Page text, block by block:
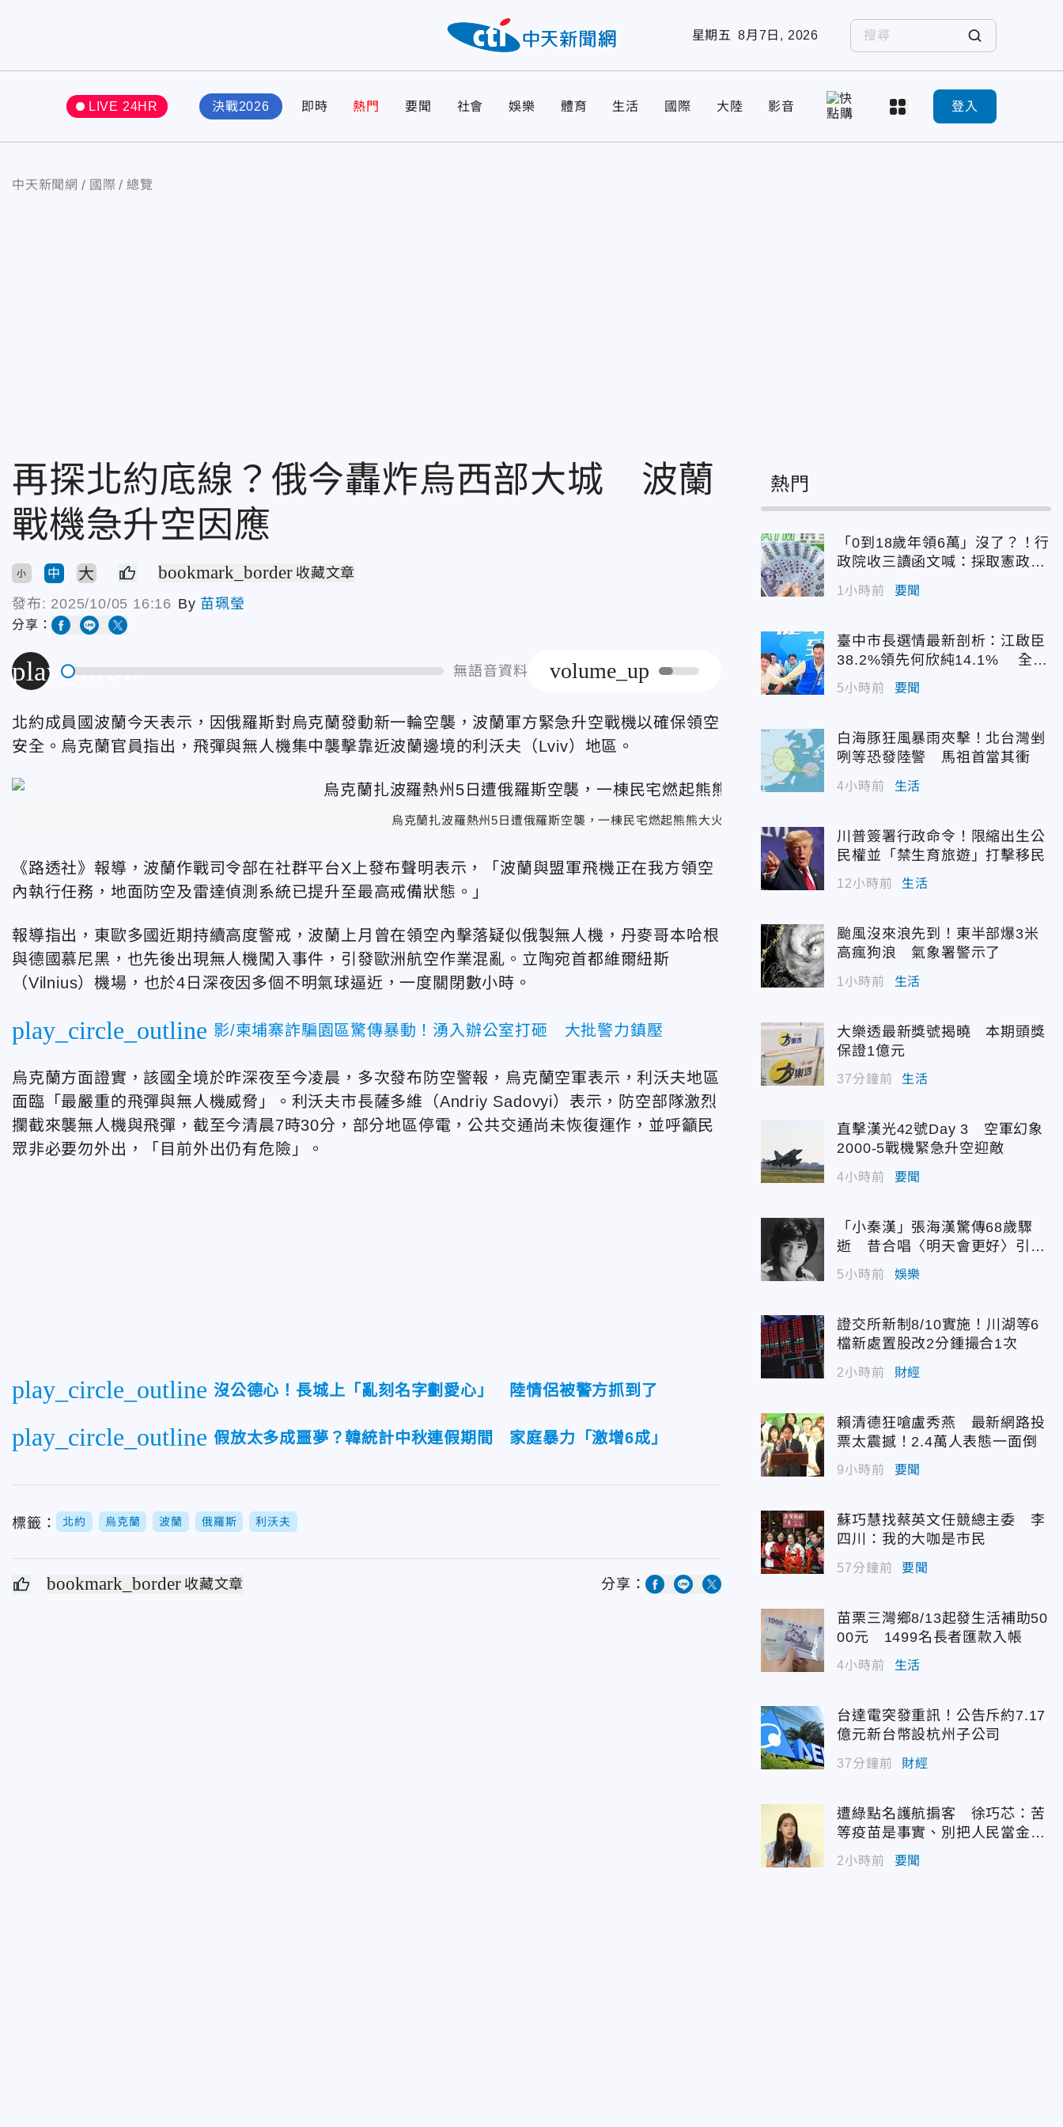
星期五 8月7日, 2026
LIVE 24HR 決戰2026 即時 熱門 要聞 社會 娛樂 體育 生活 國際 大陸 影音 登入
中天新聞網 國際 總覽
再探北約底線？俄今轟炸烏西部大城 波蘭
戰機急升空因應
小 中 大 bookmark_border 收藏文章
發布: 2025/10/05 16:16 By 苗珮瑩
分享：
play_arrow 無語音資料 volume_up
北約成員國波蘭今天表示，因俄羅斯對烏克蘭發動新一輪空襲，波蘭軍方緊急升空戰機以確保領空
安全。烏克蘭官員指出，飛彈與無人機集中襲擊靠近波蘭邊境的利沃夫（Lviv）地區。
烏克蘭扎波羅熱州5日遭俄羅斯空襲，一棟民宅燃起熊熊大火和濃煙。 （圖/美聯社）
《路透社》報導，波蘭作戰司令部在社群平台X上發布聲明表示，「波蘭與盟軍飛機正在我方領空
內執行任務，地面防空及雷達偵測系統已提升至最高戒備狀態。」
報導指出，東歐多國近期持續高度警戒，波蘭上月曾在領空內擊落疑似俄製無人機，丹麥哥本哈根
與德國慕尼黑，也先後出現無人機闖入事件，引發歐洲航空作業混亂。立陶宛首都維爾紐斯
（Vilnius）機場，也於4日深夜因多個不明氣球逼近，一度關閉數小時。
play_circle_outline 影/柬埔寨詐騙園區驚傳暴動！湧入辦公室打砸 大批警力鎮壓
烏克蘭方面證實，該國全境於昨深夜至今凌晨，多次發布防空警報，烏克蘭空軍表示，利沃夫地區
面臨「最嚴重的飛彈與無人機威脅」。利沃夫市長薩多維（Andriy Sadovyi）表示，防空部隊激烈
攔截來襲無人機與飛彈，截至今清晨7時30分，部分地區停電，公共交通尚未恢復運作，並呼籲民
眾非必要勿外出，「目前外出仍有危險」。
play_circle_outline 沒公德心！長城上「亂刻名字劃愛心」 陸情侶被警方抓到了
play_circle_outline 假放太多成噩夢？韓統計中秋連假期間 家庭暴力「激增6成」
標籤： 北約 烏克蘭 波蘭 俄羅斯 利沃夫
bookmark_border 收藏文章 分享：
熱門
「0到18歲年領6萬」沒了？！行
政院收三讀函文喊：採取憲政作
為
1小時前 要聞
臺中市長選情最新剖析：江啟臣
38.2%領先何欣純14.1% 全世
代支持度全面居首
5小時前 要聞
白海豚狂風暴雨夾擊！北台灣剉
咧等恐發陸警 馬祖首當其衝
4小時前 生活
川普簽署行政命令！限縮出生公
民權並「禁生育旅遊」打擊移民
12小時前 生活
颱風沒來浪先到！東半部爆3米
高瘋狗浪 氣象署警示了
1小時前 生活
大樂透最新獎號揭曉 本期頭獎
保證1億元
37分鐘前 生活
直擊漢光42號Day 3 空軍幻象
2000-5戰機緊急升空迎敵
4小時前 要聞
「小秦漢」張海漢驚傳68歲驟
逝 昔合唱〈明天會更好〉引追
憶
5小時前 娛樂
證交所新制8/10實施！川湖等6
檔新處置股改2分鍾撮合1次
2小時前 財經
賴清德狂嗆盧秀燕 最新網路投
票太震撼！2.4萬人表態一面倒
9小時前 要聞
蘇巧慧找蔡英文任競總主委 李
四川：我的大咖是市民
57分鐘前 要聞
苗栗三灣鄉8/13起發生活補助50
00元 1499名長者匯款入帳
4小時前 生活
台達電突發重訊！公告斥約7.17
億元新台幣設杭州子公司
37分鐘前 財經
遭綠點名護航掮客 徐巧芯：苦
等疫苗是事實、別把人民當金魚
腦
2小時前 要聞